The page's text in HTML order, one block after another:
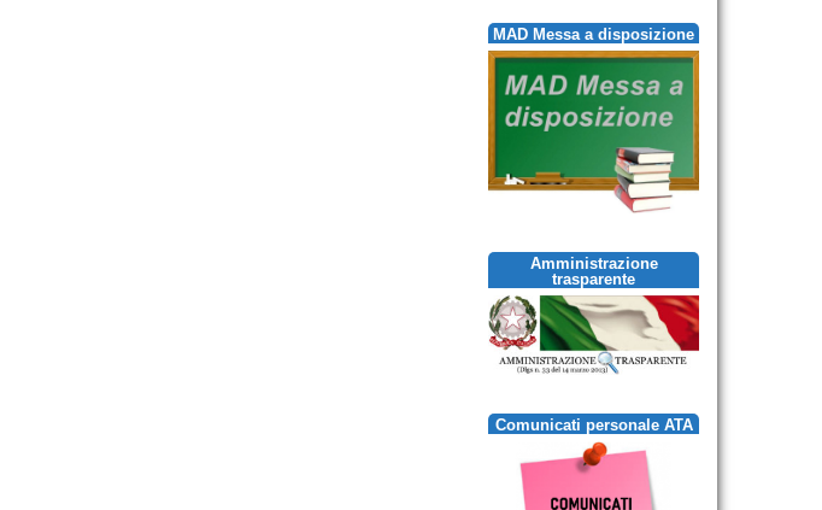
MAD Messa a disposizione
Amministrazione
trasparente
Comunicati personale ATA